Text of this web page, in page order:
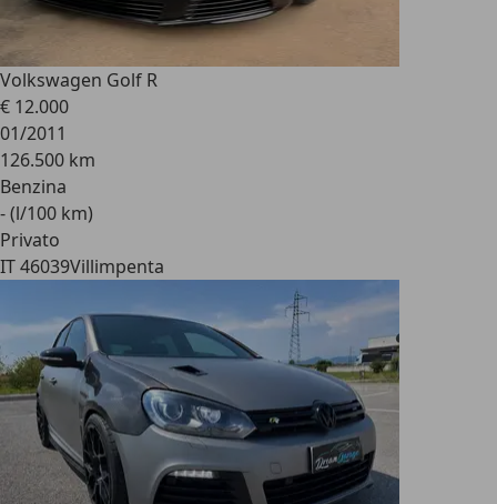
Volkswagen Golf R
€ 12.000
01/2011
126.500 km
Benzina
- (l/100 km)
Privato
IT 46039Villimpenta